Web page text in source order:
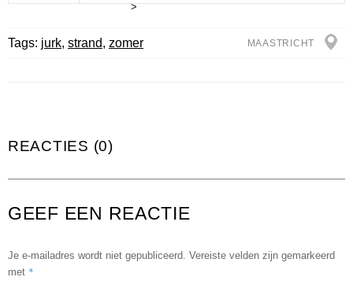
>
Tags: jurk, strand, zomer MAASTRICHT
REACTIES (0)
GEEF EEN REACTIE
Je e-mailadres wordt niet gepubliceerd. Vereiste velden zijn gemarkeerd
met *